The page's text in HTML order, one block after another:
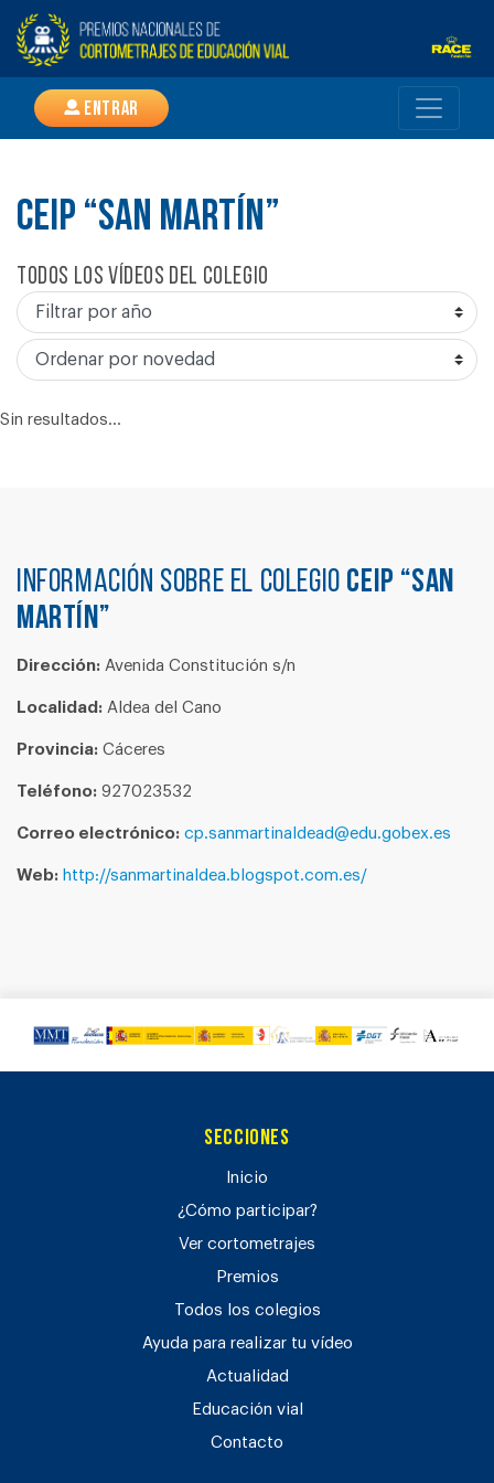
Entrar
CEIP “SAN MARTÍN”
Todos los vídeos del colegio
Sin resultados...
Información sobre el colegio CEIP “SAN
MARTÍN”
Dirección: Avenida Constitución s/n
Localidad: Aldea del Cano
Provincia: Cáceres
Teléfono: 927023532
Correo electrónico: cp.sanmartinaldead@edu.gobex.es
Web: http://sanmartinaldea.blogspot.com.es/
Secciones
Inicio
¿Cómo participar?
Ver cortometrajes
Premios
Todos los colegios
Ayuda para realizar tu vídeo
Actualidad
Educación vial
Contacto